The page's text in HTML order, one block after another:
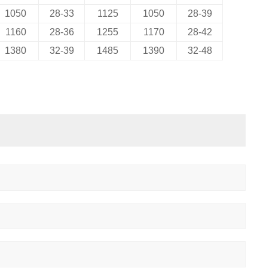
1050 28-33 1125 1050
28-39
1160 28-36 1255 1170
28-42
1380 32-39 1485 1390 32-48